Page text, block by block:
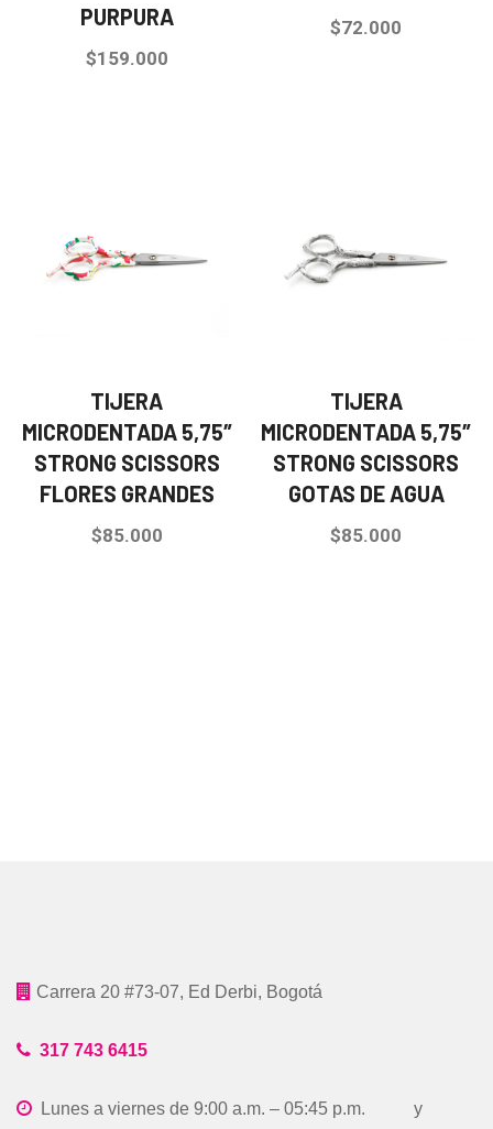
PURPURA
$159.000
$72.000
TIJERA
MICRODENTADA 5,75″
STRONG SCISSORS
FLORES GRANDES
$85.000
TIJERA
MICRODENTADA 5,75″
STRONG SCISSORS
GOTAS DE AGUA
$85.000
Carrera 20 #73-07, Ed Derbi, Bogotá
317 743 6415
Lunes a viernes de 9:00 a.m. – 05:45 p.m. y